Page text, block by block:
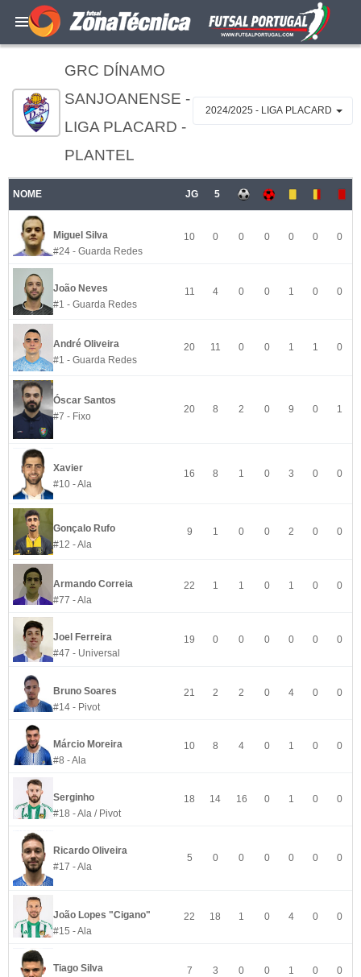
GRC DÍNAMO
SANJOANENSE -
LIGA PLACARD -
PLANTEL
2024/2025 - LIGA PLACARD
NOME JG 5
Miguel Silva
#24 - Guarda Redes
10 0 0 0 0 0 0
João Neves
#1 - Guarda Redes
11 4 0 0 1 0 0
André Oliveira
#1 - Guarda Redes
20 11 0 0 1 1 0
Óscar Santos
#7 - Fixo
20 8 2 0 9 0 1
Xavier
#10 - Ala
16 8 1 0 3 0 0
Gonçalo Rufo
#12 - Ala
9 1 0 0 2 0 0
Armando Correia
#77 - Ala
22 1 1 0 1 0 0
Joel Ferreira
#47 - Universal
19 0 0 0 0 0 0
Bruno Soares
#14 - Pivot
21 2 2 0 4 0 0
Márcio Moreira
#8 - Ala
10 8 4 0 1 0 0
Serginho
#18 - Ala / Pivot
18 14 16 0 1 0 0
Ricardo Oliveira
#17 - Ala
5 0 0 0 0 0 0
João Lopes "Cigano"
#15 - Ala
22 18 1 0 4 0 0
Tiago Silva
7 3 0 0 1 0 0